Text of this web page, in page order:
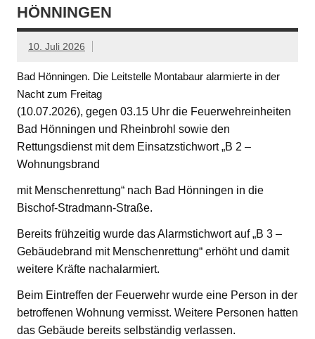
HÖNNINGEN
10. Juli 2026
Bad Hönningen. Die Leitstelle Montabaur alarmierte in der
Nacht zum Freitag
(10.07.2026), gegen 03.15 Uhr die Feuerwehreinheiten
Bad Hönningen und Rheinbrohl sowie den
Rettungsdienst mit dem Einsatzstichwort „B 2 –
Wohnungsbrand
mit Menschenrettung“ nach Bad Hönningen in die
Bischof-Stradmann-Straße.
Bereits frühzeitig wurde das Alarmstichwort auf „B 3 –
Gebäudebrand mit Menschenrettung“ erhöht und damit
weitere Kräfte nachalarmiert.
Beim Eintreffen der Feuerwehr wurde eine Person in der
betroffenen Wohnung vermisst. Weitere Personen hatten
das Gebäude bereits selbständig verlassen.